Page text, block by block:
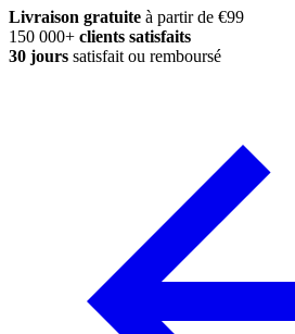
Livraison gratuite à partir de €99
150 000+ clients satisfaits
30 jours satisfait ou remboursé